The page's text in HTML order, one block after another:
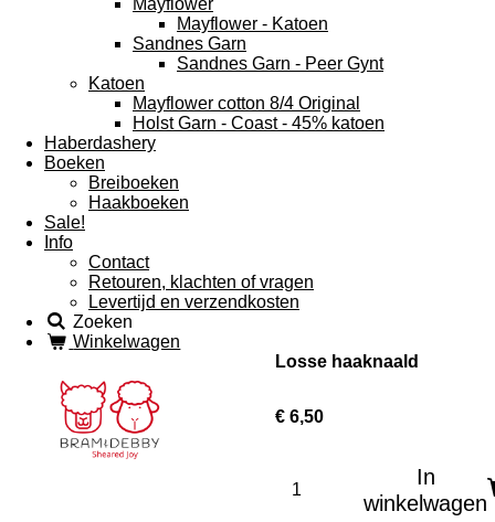
Mayflower
Mayflower - Katoen
Sandnes Garn
Sandnes Garn - Peer Gynt
Katoen
Mayflower cotton 8/4 Original
Holst Garn - Coast - 45% katoen
Haberdashery
Boeken
Breiboeken
Haakboeken
Sale!
Info
Contact
Retouren, klachten of vragen
Levertijd en verzendkosten
Zoeken
Winkelwagen
Losse haaknaald
€ 6,50
In
winkelwagen